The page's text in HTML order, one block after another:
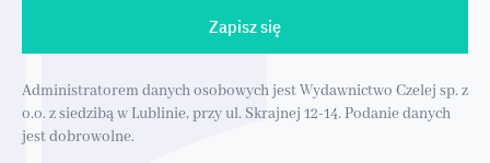
Zapisz się
Administratorem danych osobowych jest Wydawnictwo Czelej sp. z
o.o. z siedzibą w Lublinie, przy ul. Skrajnej 12-14. Podanie danych
jest dobrowolne.